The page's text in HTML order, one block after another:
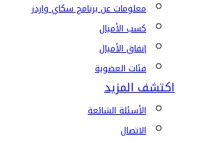
معلومات عن برنامج سكاي واردز
كسب الأميال
إنفاق الأميال
فئات العضوية
اكتشف المزيد
الأسئلة الشائعة
الاتصال